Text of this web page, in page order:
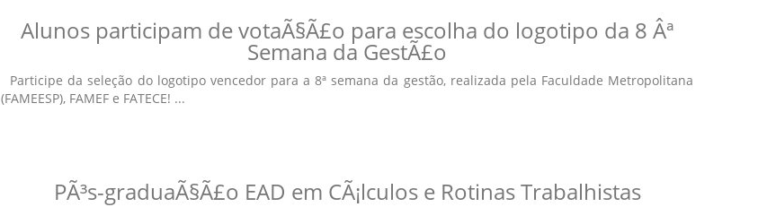
Alunos participam de votaÃ§Ã£o para escolha do logotipo da 8 Âª
Semana da GestÃ£o
Participe da seleção do logotipo vencedor para a 8ª semana da gestão, realizada pela Faculdade Metropolitana
(FAMEESP), FAMEF e FATECE! ...
PÃ³s-graduaÃ§Ã£o EAD em CÃ¡lculos e Rotinas Trabalhistas